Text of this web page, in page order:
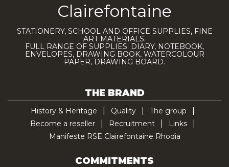
Clairefontaine
STATIONERY, SCHOOL AND OFFICE SUPPLIES, FINE
ART MATERIALS.
FULL RANGE OF SUPPLIES: DIARY, NOTEBOOK,
ENVELOPES, DRAWING BOOK, WATERCOLOUR
PAPER, DRAWING BOARD.
THE BRAND
History & Heritage Quality
The group
Become a reseller
Recruitment
Links
Manifeste RSE Clairefontaine Rhodia
COMMITMENTS